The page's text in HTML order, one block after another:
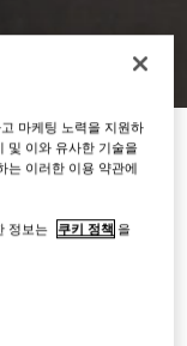
마케팅 노력을 지원하
및 이와 유사한 기술을
는 이러한 이용 약관에
정보는 쿠키 정책 을